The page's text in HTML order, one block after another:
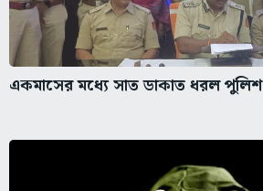
একমাসের মধ্যে সাত ডাকাত ধরল পুলিশ